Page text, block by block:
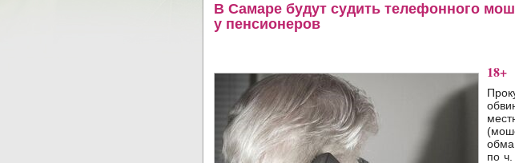
В Самаре будут судить телефонного
у пенсионеров
18+
по